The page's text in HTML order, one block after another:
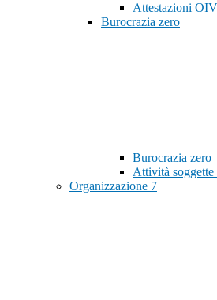
Attestazioni
Burocrazia zero
Burocrazia zero
Attività
Organizzazione 7